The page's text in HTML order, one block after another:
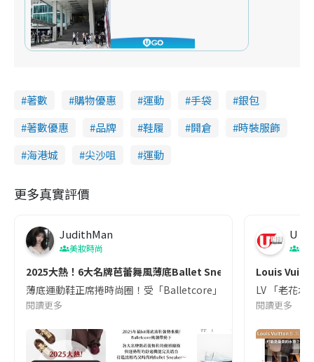
著數 購物優惠 運動 手袋
銀包
著數優惠
品牌 鞋履 開倉
時裝服飾
海港城
尖沙咀 運動
更多真實評價
JudithMan
美妝時尚
2025大熱！6大名牌芭蕾舞風薄底Ballet Sneaker 附價錢
薄底運動鞋正席捲時尚圈！受「Balletcore」風潮影響，各大品牌
閱讀更多
U
美
Louis
LV 「老花
閱讀更多